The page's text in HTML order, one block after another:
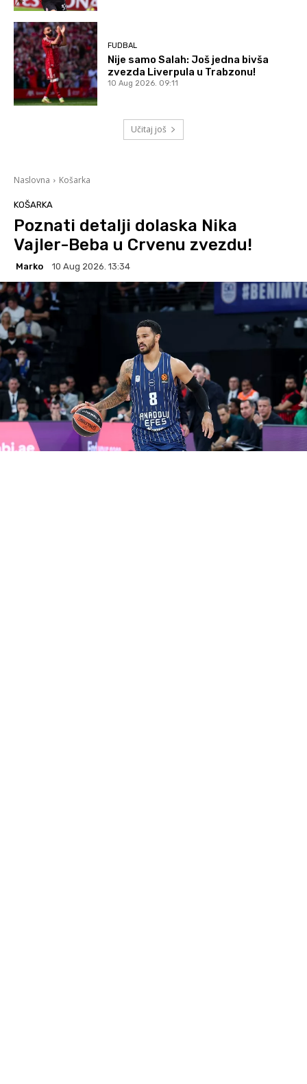
FUDBAL
Nije samo Salah: Još jedna bivša
zvezda Liverpula u Trabzonu!
10 Aug 2026. 09:11
Učitaj još